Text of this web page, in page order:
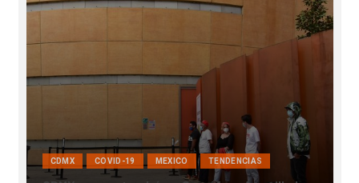
COVID-19 INTERNACIONAL MEXICO
SALUD
TENDENCIAS